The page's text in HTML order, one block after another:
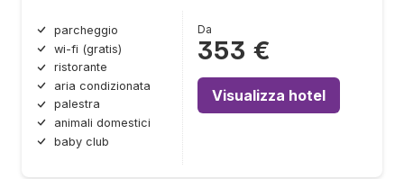
parcheggio
wi-fi (gratis)
ristorante
aria condizionata
palestra
animali domestici
baby club
Da
353 €
Visualizza hotel